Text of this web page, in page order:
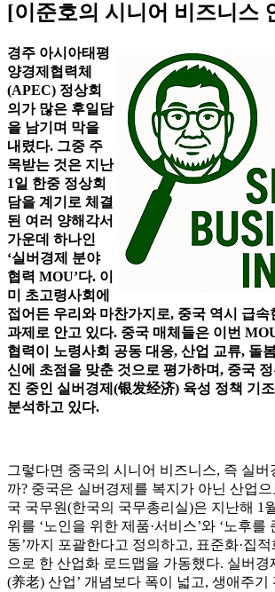
[이준호의 시니어 비즈니스
경주 아시아태평
양경제협력체
(APEC) 정상회
의가 많은 후일담
을 남기며 막을
내렸다. 그중 주
목받는 것은 지난
1일 한중 정상회
담을 계기로 체결
된 여러 양해각서
가운데 하나인
‘실버경제 분야
협력 MOU’다. 이
미 초고령사회에
접어든 우리와 마찬가지로, 중국 역시 급
과제로 안고 있다. 중국 매체들은 이번
협력이 노령사회 공동 대응, 산업 교류, 돌
신에 초점을 맞춘 것으로 평가하며, 중국
진 중인 실버경제(银发经济) 육성 정책 기
분석하고 있다.
그렇다면 중국의 시니어 비즈니스, 즉 실버
까? 중국은 실버경제를 복지가 아닌 산업
국 국무원(한국의 국무총리실)은 지난해 1
위를 ‘노인을 위한 제품·서비스’와 ‘노후를
동’까지 포괄한다고 정의하고, 표준화·집
으로 한 산업화 로드맵을 가동했다. 실버경
(养老) 산업’ 개념보다 폭이 넓고, 생애주기